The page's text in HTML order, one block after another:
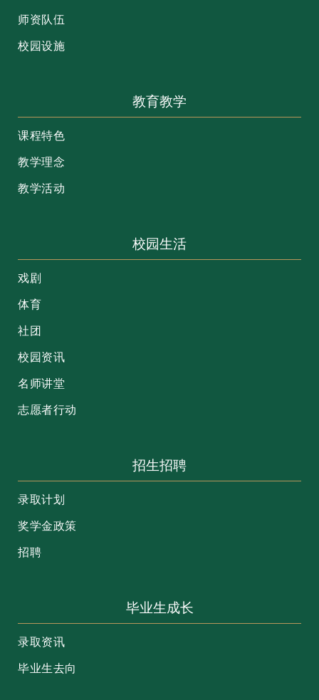
师资队伍
校园设施
教育教学
课程特色
教学理念
教学活动
校园生活
戏剧
体育
社团
校园资讯
名师讲堂
志愿者行动
招生招聘
录取计划
奖学金政策
招聘
毕业生成长
录取资讯
毕业生去向